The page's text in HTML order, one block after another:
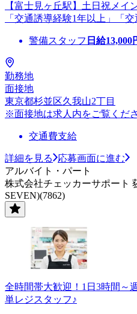
【富士見ヶ丘駅】土日祝メイ
「交通誘導経験1年以上」「
警備スタッフ 日給13,000
勤務地
面接地
東京都杉並区久我山2丁目
※面接地は求人内をご覧くだ
交通費支給
詳細を見る
応募画面に進む
アルバイト・パート
株式会社チェッカーサポート
SEVEN)(7862)
全時間帯大歓迎！1日3時間～
単レジスタッフ♪